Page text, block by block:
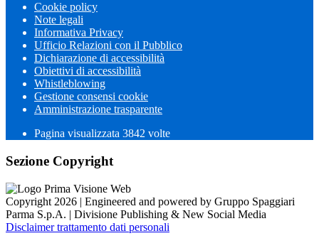
Cookie policy
Note legali
Informativa Privacy
Ufficio Relazioni con il Pubblico
Dichiarazione di accessibilità
Obiettivi di accessibilità
Whistleblowing
Gestione consensi cookie
Amministrazione trasparente
Pagina visualizzata 3842 volte
Sezione Copyright
Copyright 2026 | Engineered and powered by Gruppo Spaggiari
Parma S.p.A. | Divisione Publishing & New Social Media
Disclaimer trattamento dati personali